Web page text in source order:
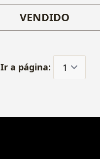
VENDIDO
Ir a página: